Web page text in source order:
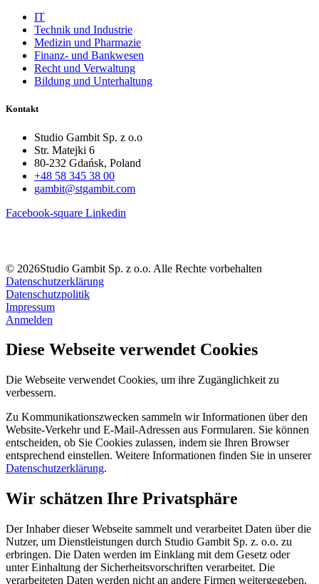
IT
Technik und Industrie
Medizin und Pharmazie
Finanz- und Bankwesen
Recht und Verwaltung
Bildung und Unterhaltung
Kontakt
Studio Gambit Sp. z o.o
Str. Matejki 6
80-232 Gdańsk, Poland
+48 58 345 38 00
gambit@stgambit.com
Facebook-square Linkedin
© 2026Studio Gambit Sp. z o.o. Alle Rechte vorbehalten
Datenschutzerklärung
Datenschutzpolitik
Impressum
Anmelden
Diese Webseite verwendet Cookies
Die Webseite verwendet Cookies, um ihre Zugänglichkeit zu
verbessern.
Zu Kommunikationszwecken sammeln wir Informationen über den
Website-Verkehr und E-Mail-Adressen aus Formularen. Sie können
entscheiden, ob Sie Cookies zulassen, indem sie Ihren Browser
entsprechend einstellen. Weitere Informationen finden Sie in unserer
Datenschutzerklärung.
Wir schätzen Ihre Privatsphäre
Der Inhaber dieser Webseite sammelt und verarbeitet Daten über die
Nutzer, um Dienstleistungen durch Studio Gambit Sp. z. o.o. zu
erbringen. Die Daten werden im Einklang mit dem Gesetz oder
unter Einhaltung der Sicherheitsvorschriften verarbeitet. Die
verarbeiteten Daten werden nicht an andere Firmen weitergegeben.